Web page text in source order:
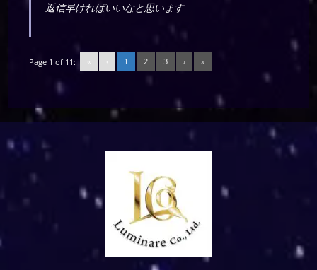
返信早ければいいなと思います
Page 1 of 11: « ‹ 1 2 3 › »